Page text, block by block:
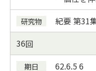
紀要第31
36
62.6.5 6